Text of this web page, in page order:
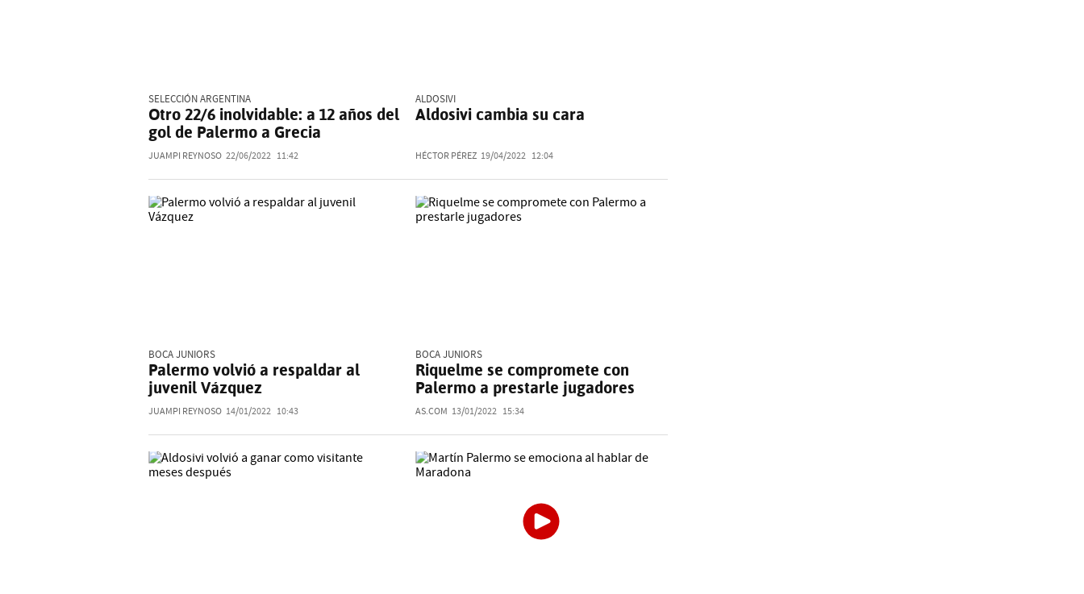
SELECCIÓN ARGENTINA
Otro 22/6 inolvidable: a 12 años del
gol de Palermo a Grecia
JUAMPI REYNOSO 22/06/2022 11:42
ALDOSIVI
Aldosivi cambia su cara
HÉCTOR PÉREZ 19/04/2022 12:04
BOCA JUNIORS
Palermo volvió a respaldar al
juvenil Vázquez
JUAMPI REYNOSO 14/01/2022 10:43
BOCA JUNIORS
Riquelme se compromete con
Palermo a prestarle jugadores
AS.COM 13/01/2022 15:34